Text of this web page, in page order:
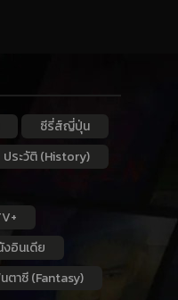
ซีรี่ส์ญี่ปุ่น
ประวัติ (History)
งอินเดีย
ตาซี (Fantasy)